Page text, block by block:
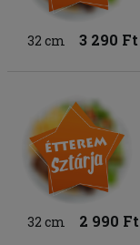
32 cm 3 290 Ft
32 cm 2 990 Ft